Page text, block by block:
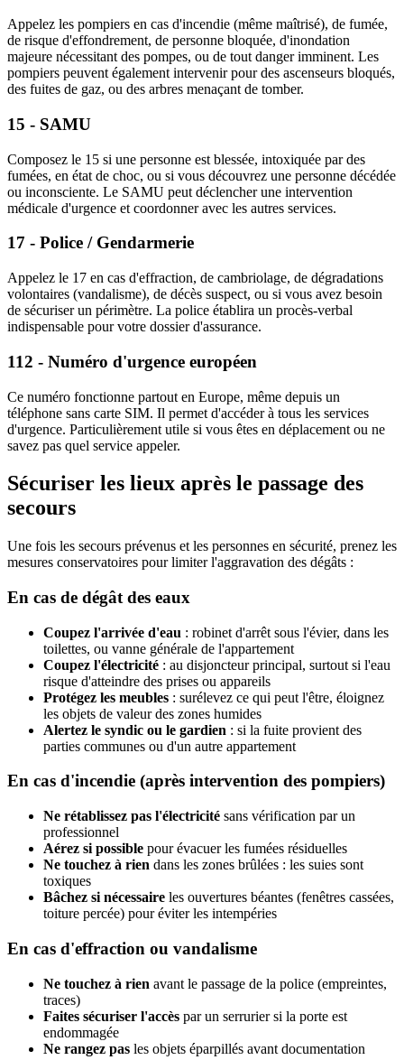
Appelez les pompiers en cas d'incendie (même maîtrisé), de fumée,
de risque d'effondrement, de personne bloquée, d'inondation
majeure nécessitant des pompes, ou de tout danger imminent. Les
pompiers peuvent également intervenir pour des ascenseurs bloqués,
des fuites de gaz, ou des arbres menaçant de tomber.
15 - SAMU
Composez le 15 si une personne est blessée, intoxiquée par des
fumées, en état de choc, ou si vous découvrez une personne décédée
ou inconsciente. Le SAMU peut déclencher une intervention
médicale d'urgence et coordonner avec les autres services.
17 - Police / Gendarmerie
Appelez le 17 en cas d'effraction, de cambriolage, de dégradations
volontaires (vandalisme), de décès suspect, ou si vous avez besoin
de sécuriser un périmètre. La police établira un procès-verbal
indispensable pour votre dossier d'assurance.
112 - Numéro d'urgence européen
Ce numéro fonctionne partout en Europe, même depuis un
téléphone sans carte SIM. Il permet d'accéder à tous les services
d'urgence. Particulièrement utile si vous êtes en déplacement ou ne
savez pas quel service appeler.
Sécuriser les lieux après le passage des
secours
Une fois les secours prévenus et les personnes en sécurité, prenez les
mesures conservatoires pour limiter l'aggravation des dégâts :
En cas de dégât des eaux
Coupez l'arrivée d'eau : robinet d'arrêt sous l'évier, dans les
toilettes, ou vanne générale de l'appartement
Coupez l'électricité : au disjoncteur principal, surtout si l'eau
risque d'atteindre des prises ou appareils
Protégez les meubles : surélevez ce qui peut l'être, éloignez
les objets de valeur des zones humides
Alertez le syndic ou le gardien : si la fuite provient des
parties communes ou d'un autre appartement
En cas d'incendie (après intervention des pompiers)
Ne rétablissez pas l'électricité sans vérification par un
professionnel
Aérez si possible pour évacuer les fumées résiduelles
Ne touchez à rien dans les zones brûlées : les suies sont
toxiques
Bâchez si nécessaire les ouvertures béantes (fenêtres cassées,
toiture percée) pour éviter les intempéries
En cas d'effraction ou vandalisme
Ne touchez à rien avant le passage de la police (empreintes,
traces)
Faites sécuriser l'accès par un serrurier si la porte est
endommagée
Ne rangez pas les objets éparpillés avant documentation